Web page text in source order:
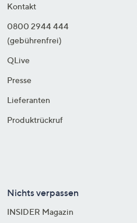
Kontakt
0800 2944 444
(gebührenfrei)
QLive
Presse
Lieferanten
Produktrückruf
Nichts verpassen
INSIDER Magazin